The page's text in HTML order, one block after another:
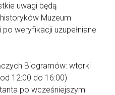
uwagi będą
Muzeum
weryfikacji uzupełniane
Biogramów: wtorki
12:00 do 16:00)
po wcześniejszym